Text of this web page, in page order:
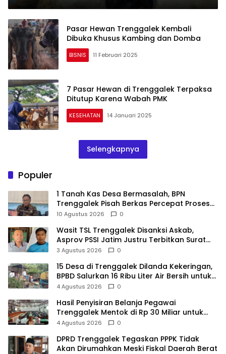
Pasar Hewan Trenggalek Kembali
Dibuka Khusus Kambing dan Domba
BISNIS 11 Februari 2025
7 Pasar Hewan di Trenggalek Terpaksa
Ditutup Karena Wabah PMK
KESEHATAN 14 Januari 2025
Selengkapnya
Populer
1 Tanah Kas Desa Bermasalah, BPN
Trenggalek Pisah Berkas Percepat Proses
Pembebasan Lahan Bendungan Bagong
10 Agustus 2026 0
Wasit TSL Trenggalek Disanksi Askab,
Asprov PSSI Jatim Justru Terbitkan Surat
Tugas di Hari yang Sama
3 Agustus 2026 0
15 Desa di Trenggalek Dilanda Kekeringan,
BPBD Salurkan 16 Ribu Liter Air Bersih untuk
900 Warga
4 Agustus 2026 0
Hasil Penyisiran Belanja Pegawai
Trenggalek Mentok di Rp 30 Miliar untuk
Infrastruktur
4 Agustus 2026 0
DPRD Trenggalek Tegaskan PPPK Tidak
Akan Dirumahkan Meski Fiskal Daerah Berat